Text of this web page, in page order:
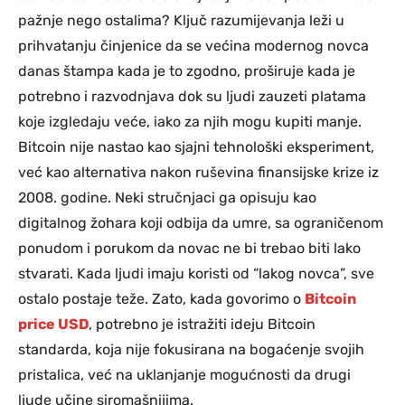
pažnje nego ostalima? Ključ razumijevanja leži u
prihvatanju činjenice da se većina modernog novca
danas štampa kada je to zgodno, proširuje kada je
potrebno i razvodnjava dok su ljudi zauzeti platama
koje izgledaju veće, iako za njih mogu kupiti manje.
Bitcoin nije nastao kao sjajni tehnološki eksperiment,
već kao alternativa nakon ruševina finansijske krize iz
2008. godine. Neki stručnjaci ga opisuju kao
digitalnog žohara koji odbija da umre, sa ograničenom
ponudom i porukom da novac ne bi trebao biti lako
stvarati. Kada ljudi imaju koristi od “lakog novca”, sve
ostalo postaje teže. Zato, kada govorimo o Bitcoin
price USD, potrebno je istražiti ideju Bitcoin
standarda, koja nije fokusirana na bogaćenje svojih
pristalica, već na uklanjanje mogućnosti da drugi
ljude učine siromašnijima.